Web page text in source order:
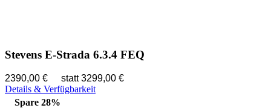
Stevens E-Strada 6.3.4 FEQ
2390,00 €
statt 3299,00 €
Details & Verfügbarkeit
Spare 28%